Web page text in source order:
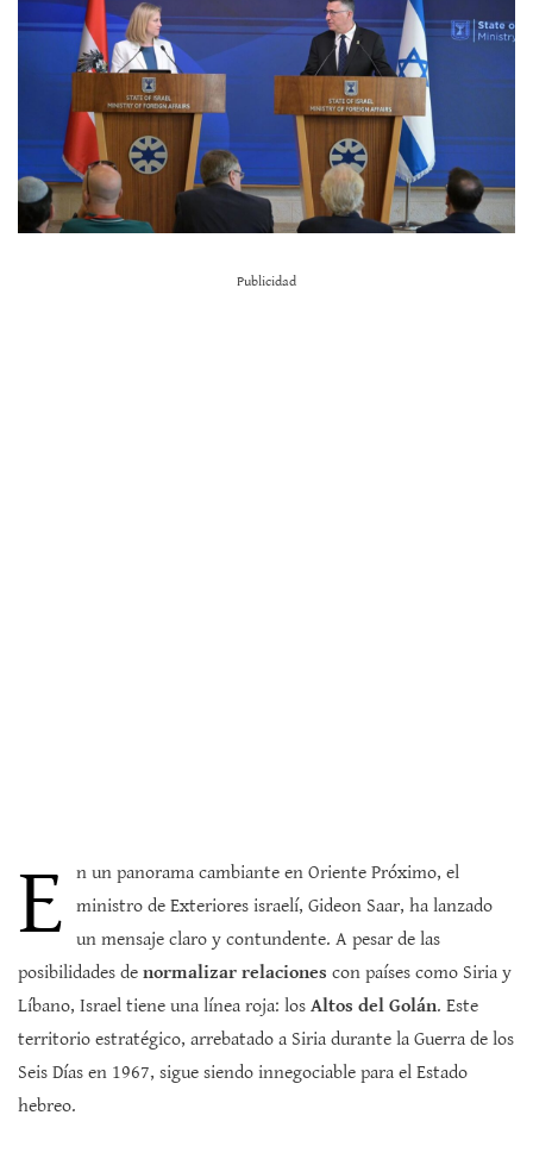
Publicidad
E
n un panorama cambiante en Oriente Próximo, el
ministro de Exteriores israelí, Gideon Saar, ha lanzado
un mensaje claro y contundente. A pesar de las
posibilidades de normalizar relaciones con países como Siria y
Líbano, Israel tiene una línea roja: los Altos del Golán. Este
territorio estratégico, arrebatado a Siria durante la Guerra de los
Seis Días en 1967, sigue siendo innegociable para el Estado
hebreo.